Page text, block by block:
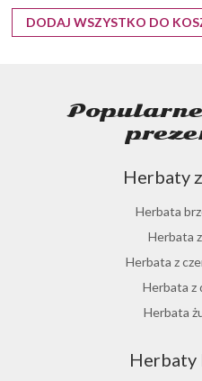
DODAJ WSZYSTKO DO
Herbaty
Herbata
Herbata
Herbata z
Herbata z
Herbata
Ostrokrzew
Herbaty